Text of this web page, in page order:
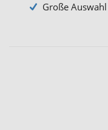
Große